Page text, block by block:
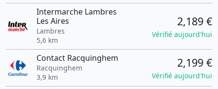
Intermarche Lambres
Les Aires
Lambres
5,6 km
2,189 €
Vérifié aujourd'hui
Contact Racquinghem
Racquinghem
3,9 km
2,199 €
Vérifié aujourd'hui